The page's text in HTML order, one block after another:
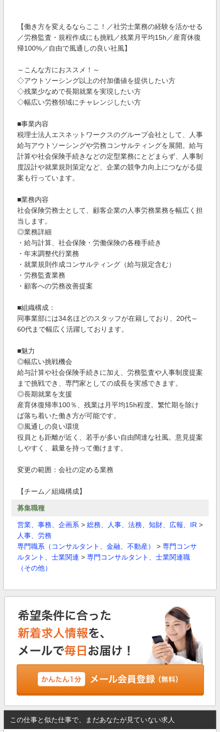
【働き方を変えるならここ！／社労士業務の経験を活かせる
／労務監査・規程作成にも挑戦／残業月平均15h／産育休復
帰100%／自由で風通しの良い社風】
～こんな方におススメ！～
◇アウトソーシング以上の付加価値を提供したい方
◇残業少なめで長期就業を実現したい方
◇幅広い労務領域にチャレンジしたい方
■事業内容
税理士法人エスネットワークスのグループ会社として、人事
給与アウトソーシングや労務コンサルティングを展開。給与
計算や社会保険手続きなどの定型業務にとどまらず、人事制
度設計や就業規則策定など、企業の競争力向上につながる提
案も行っています。
■業務内容
社会保険労務士として、顧客企業の人事労務業務を幅広く担
当します。
◎業務詳細
・給与計算、社会保険・労働保険の各種手続き
・年末調整代行業務
・就業規則作成コンサルティング（給与規定含む）
・労務監査業務
・顧客への労務改善提案
■組織構成：
同事業部には34名ほどのスタッフが在籍しており、20代～
60代まで幅広く活躍しております。
■魅力
◎幅広い挑戦機会
給与計算や社会保険手続きに加え、労務監査や人事制度提案
まで挑戦でき、専門家としての成長を実感できます。
◎長期就業を支援
産育休復帰率100％、残業は月平均15h程度。繁忙期を除け
ば落ち着いた働き方が可能です。
◎風通しの良い環境
役員とも距離が近く、若手が多い自由闊達な社風。意見提案
しやすく、裁量を持って働けます。
変更の範囲：会社の定める業務
【チーム／組織構成】
募集職種
営業、事務、企画系 > 総務、人事、法務、知財、広報、IR >
人事、労務
専門職系（コンサルタント、金融、不動産）
> 専門コンサ
ルタント、士業関連 > 専門コンサルタント、士業関連職
（その他）
この仕事と似た仕事で、まだあなたが見ていない求人